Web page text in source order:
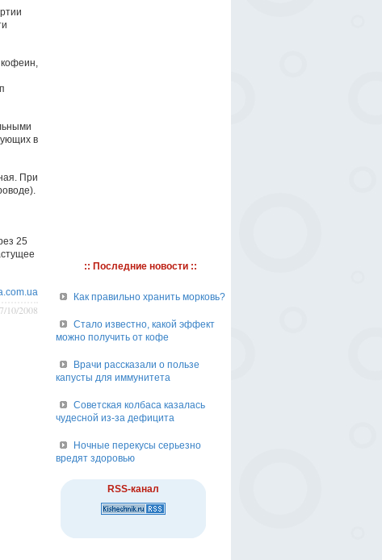
в
При
25
10/2008
:: Последние новости ::
Как правильно хранить морковь?
Стало известно, какой эффект
можно получить от кофе
Врачи рассказали о пользе
капусты для иммунитета
Советская колбаса казалась
чудесной из-за дефицита
Ночные перекусы серьезно
вредят здоровью
RSS-канал